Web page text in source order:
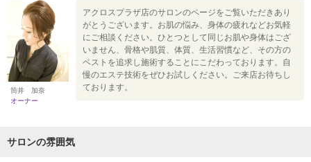
筒井 加奈
オーナー
アクロスプラザ店のサロンのページをご覧いただきあり
がとうございます。お肌の悩み、身体の疲れなどお気軽
にご相談ください。ひとつとして同じお肌や身体はござ
いません、骨格や肌質、体質、生活習慣など、その方の
ベストを追求し施術することにこだわっております。自
慢のエステ技術をぜひお試しください。ご来店お待ちし
ております。
サロンの雰囲気